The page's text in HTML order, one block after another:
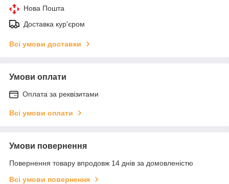
Нова Пошта
Доставка кур'єром
Всі умови доставки
Умови оплати
Оплата за реквізитами
Всі умови оплати
Умови повернення
Повернення товару впродовж 14 днів за домовленістю
Всі умови повернення